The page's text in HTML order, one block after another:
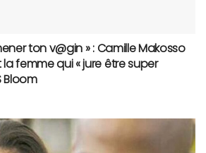
ton v@gin » : Camille Makosso
femme qui « jure être super
Bloom